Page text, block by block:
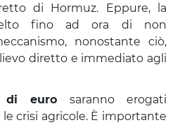
di Hormuz. Eppure, la
fino ad ora di non
nonostante ciò,
diretto e immediato agli
di euro saranno erogati
crisi agricole. È importante